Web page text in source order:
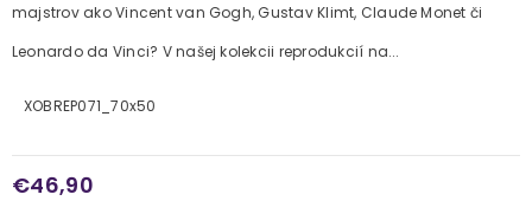
majstrov ako Vincent van Gogh, Gustav Klimt, Claude Monet či
Leonardo da Vinci? V našej kolekcii reprodukcií na...
XOBREP071_70x50
€46,90